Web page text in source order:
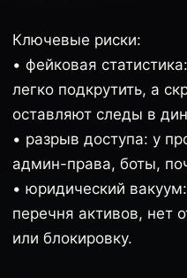
Ключевые риски:
• фейковая
легко подкрутить, а
оставляют следы в
• разрыв доступа: у
админ-права, боты,
• юридический
перечня активов, нет
или блокировку.